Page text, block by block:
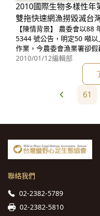
2010國際生物多樣性年
雙拖快速網漁撈毀滅台
【陳情背景】 農委會以88 年11 月24 日（88）農漁字第8868
5344 號公告，明定50 噸
作業，今農委會漁業署卻
（高雄市籍36 艘、基隆市
艘）CT4 漁船（噸數為70-
年8 月31 日止（將近1 年
2010/01/12編輯部
61
聯絡我們
02-2382-5789
02-2382-5810